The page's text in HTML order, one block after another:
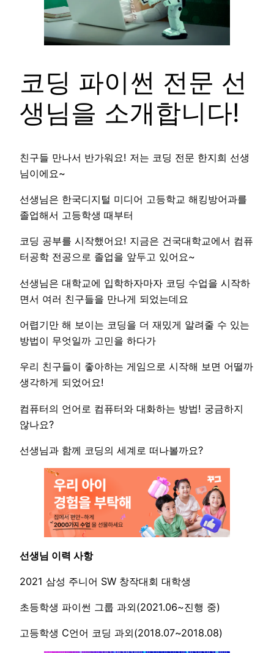
코딩 파이썬 전문 선
생님을 소개합니다!
친구들 만나서 반가워요! 저는 코딩 전문 한지희 선생
님이에요~
선생님은 한국디지털 미디어 고등학교 해킹방어과를
졸업해서 고등학생 때부터
코딩 공부를 시작했어요! 지금은 건국대학교에서 컴퓨
터공학 전공으로 졸업을 앞두고 있어요~
선생님은 대학교에 입학하자마자 코딩 수업을 시작하
면서 여러 친구들을 만나게 되었는데요
어렵기만 해 보이는 코딩을 더 재밌게 알려줄 수 있는
방법이 무엇일까 고민을 하다가
우리 친구들이 좋아하는 게임으로 시작해 보면 어떨까
생각하게 되었어요!
컴퓨터의 언어로 컴퓨터와 대화하는 방법! 궁금하지
않나요?
선생님과 함께 코딩의 세계로 떠나볼까요?
선생님 이력 사항
2021 삼성 주니어 SW 창작대회 대학생
초등학생 파이썬 그룹 과외(2021.06~진행 중)
고등학생 C언어 코딩 과외(2018.07~2018.08)